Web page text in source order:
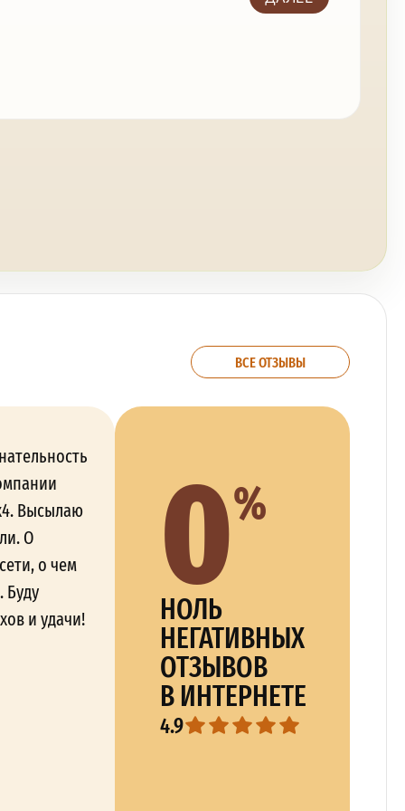
ВСЕ ОТЗЫВЫ
Высылаю
О
о чем
Буду
и удачи!
0%
НОЛЬ
НЕГАТИВНЫХ
ОТЗЫВОВ
В ИНТЕРНЕТЕ
4.9